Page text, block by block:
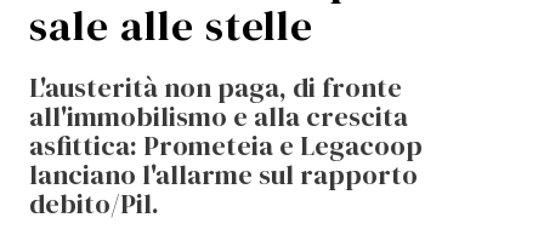
sale alle stelle
L'austerità non paga, di fronte
all'immobilismo e alla crescita
asfittica: Prometeia e Legacoop
lanciano l'allarme sul rapporto
debito/Pil.